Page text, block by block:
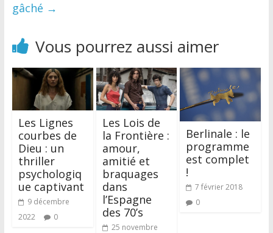
gâché →
Vous pourrez aussi aimer
Les Lignes
courbes de
Dieu : un
thriller
psychologiq
ue captivant
9 décembre
2022
0
Les Lois de
la Frontière :
amour,
amitié et
braquages
dans
l’Espagne
des 70’s
25 novembre
Berlinale : le
programme
est complet
!
7 février 2018
0